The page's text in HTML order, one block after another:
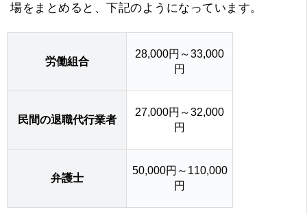
場をまとめると、下記のようになっています。
労働組合
28,000円～33,000
円
民間の退職代行業者
27,000円～32,000
円
弁護士
50,000円～110,000
円